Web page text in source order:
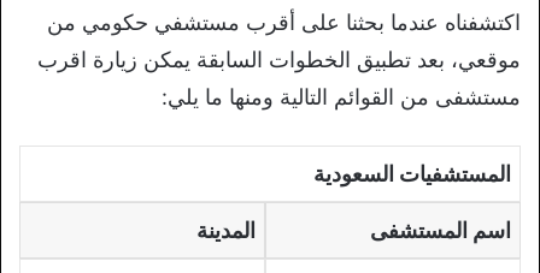
اكتشفناه عندما بحثنا على أقرب مستشفي حكومي من
موقعي، بعد تطبيق الخطوات السابقة يمكن زيارة اقرب
مستشفى من القوائم التالية ومنها ما يلي:
المستشفيات السعودية
اسم المستشفى المدينة